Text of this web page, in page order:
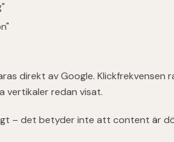
direkt av Google. Klickfrekvensen
vertikaler redan visat.
– det betyder inte att content är